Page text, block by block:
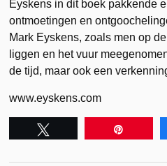
Eyskens in dit boek pakkende
ontmoetingen en
Mark Eyskens, zoals men op
liggen en het vuur
de tijd, maar ook een
www.eyskens.com